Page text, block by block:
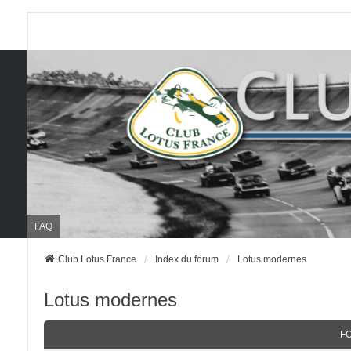
FAQ
Club Lotus France Index du forum Lotus modernes
Lotus modernes